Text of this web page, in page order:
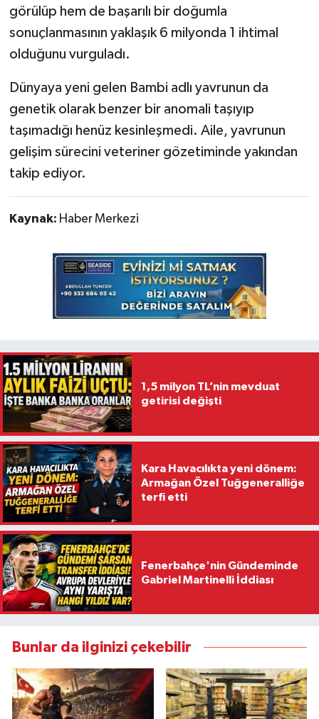
görülüp hem de başarılı bir doğumla
sonuçlanmasının yaklaşık 6 milyonda 1 ihtimal
olduğunu vurguladı.
Dünyaya yeni gelen Bambi adlı yavrunun da
genetik olarak benzer bir anomali taşıyıp
taşımadığı henüz kesinleşmedi. Aile, yavrunun
gelişim sürecini veteriner gözetiminde yakından
takip ediyor.
Kaynak: Haber Merkezi
1,5 milyon TL’nin mevduat
getirisi değişti
Kara Havacılıkta yeni dönem:
Armağan Özel Tuğgeneralliğe
terfi etti
Fenerbahçe'nin Gündeminde
Gabriel Martinelli İddiası
Bunlar da ilginizi çekebilir